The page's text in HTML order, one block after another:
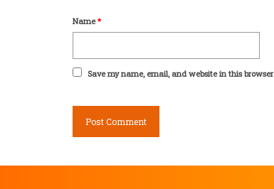
Name*
Save my name, email, and website in this